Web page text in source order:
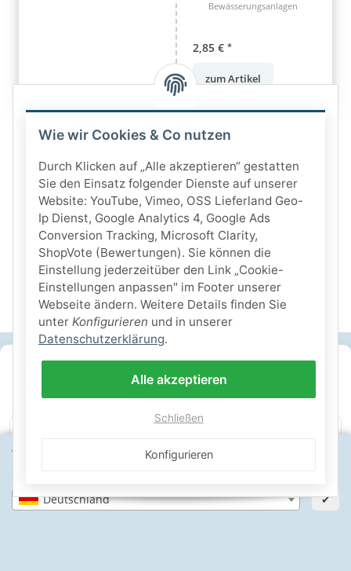
Wähle dein Lieferland, um Preise und Artikel für deinen
Standort zu sehen.
Deutschland ✔
Bewässerungsanlagen
2,85 € *
zum Artikel
SICHERE ZAHLARTEN
IHRE SICHERHEIT
SSL-verschlüsselt
Wie wir Cookies & Co nutzen
Durch Klicken auf „Alle akzeptieren“ gestatten
Sie den Einsatz folgender Dienste auf unserer
Website: YouTube, Vimeo, OSS Lieferland Geo-
Ip Dienst, Google Analytics 4, Google Ads
Conversion Tracking, Microsoft Clarity,
ShopVote (Bewertungen). Sie können die
Einstellung jederzeitüber den Link „Cookie-
Einstellungen anpassen" im Footer unserer
Webseite ändern. Weitere Details finden Sie
unter Konfigurieren und in unserer
Datenschutzerklärung.
Alle akzeptieren
Schließen
Konfigurieren